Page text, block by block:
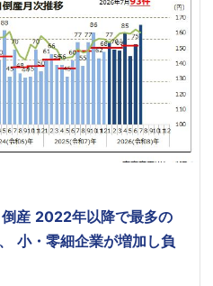
産 2022年以降で最多の
・零細企業が増加し負